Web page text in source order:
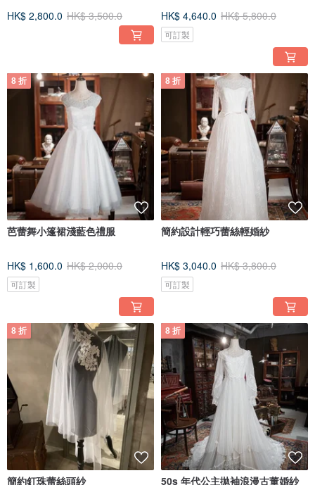
HK$ 2,800.0 HK$ 3,500.0 HK$ 4,640.0 HK$ 5,800.0
可訂製
8 折
芭蕾舞小篷裙淺藍色禮服
HK$ 1,600.0 HK$ 2,000.0
可訂製
8 折
簡約設計輕巧蕾絲輕婚紗
HK$ 3,040.0 HK$ 3,800.0
可訂製
8 折
簡約釘珠蕾絲頭紗
8 折
50s 年代公主拋袖浪漫古董婚紗